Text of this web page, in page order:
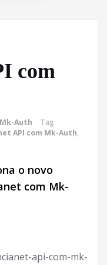
com
Auth
Tag
API com Mk-Auth,
o novo
com Mk-
api-com-mk-